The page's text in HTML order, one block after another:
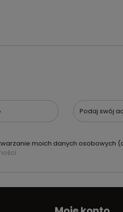
Podaj swój
moich danych osobowych